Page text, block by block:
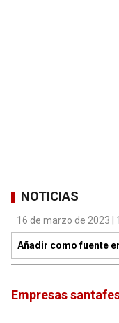
NOTICIAS
16 de marzo de 2023 |
Añadir como fuente
Empresas